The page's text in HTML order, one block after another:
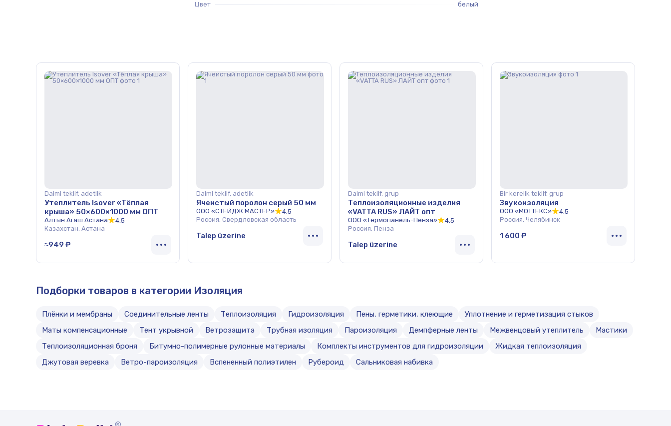
Цвет белый
Daimi teklif, adetlik
Утеплитель Isover «Тёплая
крыша» 50×600×1000 мм ОПТ
Алтын Агаш Астана
4,5
Казахстан, Астана
≈949 ₽
Daimi teklif, adetlik
Ячеистый поролон серый 50 мм
ООО «СТЕЙДЖ МАСТЕР»
4,5
Россия, Свердловская область
Talep üzerine
Daimi teklif, grup
Теплоизоляционные изделия
«VATTA RUS» ЛАЙТ опт
ООО «Термопанель-Пенза»
4,5
Россия, Пенза
Talep üzerine
Bir kerelik teklif, grup
Звукоизоляция
ООО «МОТТЕКС»
4,5
Россия, Челябинск
1 600 ₽
Подборки товаров в категории Изоляция
Плёнки и мембраны Соединительные ленты Теплоизоляция Гидроизоляция Пены, герметики, клеющие
Уплотнение и герметизация стыков
Маты компенсационные
Тент укрывной Ветрозащита Трубная изоляция Пароизоляция Демпферные ленты Межвенцовый утеплитель
Мастики
Теплоизоляционная броня
Битумно-полимерные рулонные материалы Комплекты инструментов для гидроизоляции
Жидкая теплоизоляция
Джутовая веревка
Ветро-пароизоляция Вспененный полиэтилен Рубероид Сальниковая набивка